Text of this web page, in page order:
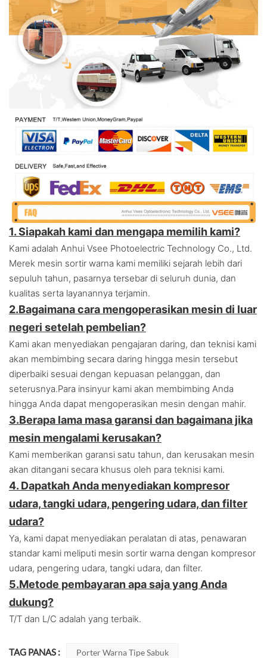
1. Siapakah kami dan mengapa memilih kami?
Kami adalah Anhui Vsee Photoelectric Technology Co., Ltd.
Merek mesin sortir warna kami memiliki sejarah lebih dari
sepuluh tahun, pasarnya tersebar di seluruh dunia, dan
kualitas serta layanannya terjamin.
2.Bagaimana cara mengoperasikan mesin di luar
negeri setelah pembelian?
Kami akan menyediakan pengajaran daring, dan teknisi kami
akan membimbing secara daring hingga mesin tersebut
diperbaiki sesuai dengan kepuasan pelanggan, dan
seterusnya.Para insinyur kami akan membimbing Anda
hingga Anda dapat mengoperasikan mesin dengan mahir.
3.Berapa lama masa garansi dan bagaimana jika
mesin mengalami kerusakan?
Kami memberikan garansi satu tahun, dan kerusakan mesin
akan ditangani secara khusus oleh para teknisi kami.
4. Dapatkah Anda menyediakan kompresor
udara, tangki udara, pengering udara, dan filter
udara?
Ya, kami dapat menyediakan peralatan di atas, penawaran
standar kami meliputi mesin sortir warna dengan kompresor
udara, pengering udara, tangki udara, dan filter.
5.Metode pembayaran apa saja yang Anda
dukung?
T/T dan L/C adalah yang terbaik.
TAG PANAS : Porter Warna Tipe Sabuk